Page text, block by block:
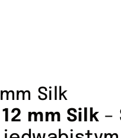
Silk
mm Silk –